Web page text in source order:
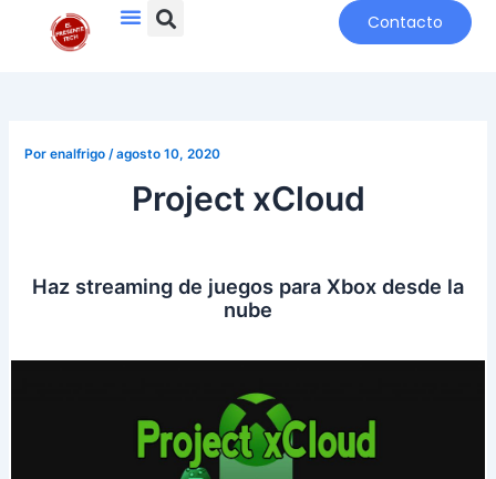
MenuSearch Contacto
Porenalfrigo/agosto 10, 2020
Project xCloud
Haz streaming de juegos para Xbox desde la
nube
Navegación